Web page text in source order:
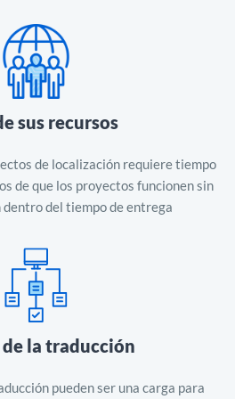
sus recursos
de localización requiere tiempo
de que los proyectos funcionen sin
del tiempo de entrega
la traducción
pueden ser una carga para